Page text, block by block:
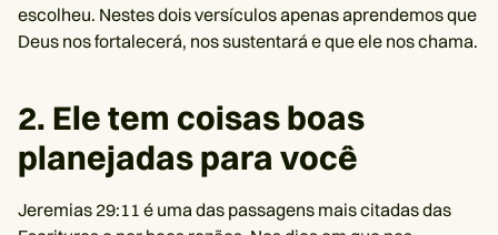
escolheu. Nestes dois versículos apenas aprendemos que
Deus nos fortalecerá, nos sustentará e que ele nos chama.
2. Ele tem coisas boas
planejadas para você
Jeremias 29:11 é uma das passagens mais citadas das